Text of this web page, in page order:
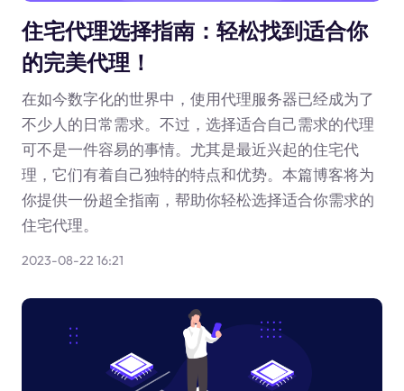
住宅代理选择指南：轻松找到适合你
的完美代理！
在如今数字化的世界中，使用代理服务器已经成为了
不少人的日常需求。不过，选择适合自己需求的代理
可不是一件容易的事情。尤其是最近兴起的住宅代
理，它们有着自己独特的特点和优势。本篇博客将为
你提供一份超全指南，帮助你轻松选择适合你需求的
住宅代理。
2023-08-22 16:21